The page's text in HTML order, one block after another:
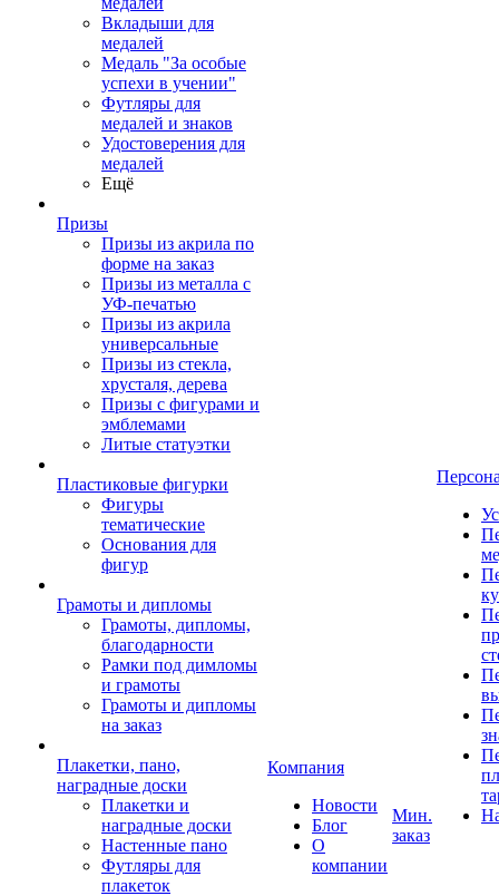
Вкладыши для
медалей
Медаль "За особые
успехи в учении"
Футляры для
медалей и знаков
Удостоверения для
медалей
Ещё
Призы
Призы из акрила по
форме на заказ
Призы из металла с
УФ-печатью
Призы из акрила
универсальные
Призы из стекла,
хрусталя, дерева
Призы с фигурами и
эмблемами
Литые статуэтки
Пластиковые фигурки
Фигуры
тематические
Основания для
фигур
Грамоты и дипломы
Грамоты, дипломы,
благодарности
Рамки под димломы
и грамоты
Грамоты и дипломы
на заказ
Плакетки, пано,
наградные доски
Плакетки и
наградные доски
Настенные пано
Футляры для
плакеток
Компания
Новости
Блог
О
компании
Мин.
заказ